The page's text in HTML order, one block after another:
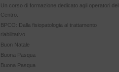
Un corso di formazione dedicato agli operatori del
Centro.
BPCO: Dalla fisiopatologia al trattamento
riabilitativo
Buon Natale
Buona Pasqua
Buona Pasqua